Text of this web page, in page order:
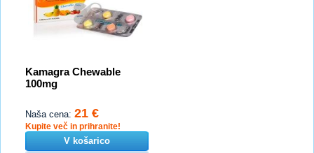
Kamagra Chewable
100mg
Naša cena: 21 €
Kupite več in prihranite!
V košarico